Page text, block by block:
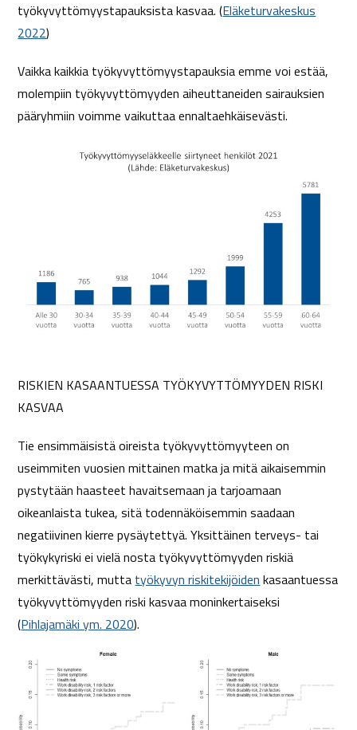
työkyvyttömyystapauksista kasvaa. (Eläketurvakeskus
2022)
Vaikka kaikkia työkyvyttömyystapauksia emme voi estää,
molempiin työkyvyttömyyden aiheuttaneiden sairauksien
pääryhmiin voimme vaikuttaa ennaltaehkäisevästi.
RISKIEN KASAANTUESSA TYÖKYVYTTÖMYYDEN RISKI
KASVAA
Tie ensimmäisistä oireista työkyvyttömyyteen on
useimmiten vuosien mittainen matka ja mitä aikaisemmin
pystytään haasteet havaitsemaan ja tarjoamaan
oikeanlaista tukea, sitä todennäköisemmin saadaan
negatiivinen kierre pysäytettyä. Yksittäinen terveys- tai
työkykyriski ei vielä nosta työkyvyttömyyden riskiä
merkittävästi, mutta työkyvyn riskitekijöiden kasaantuessa
työkyvyttömyyden riski kasvaa moninkertaiseksi
(Pihlajamäki ym. 2020).